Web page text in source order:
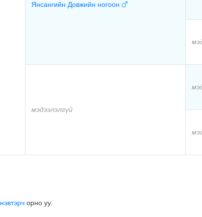
Янсангийн Довжийн ногоон
мэдээлэлгүй
нэвтэрч орно уу.